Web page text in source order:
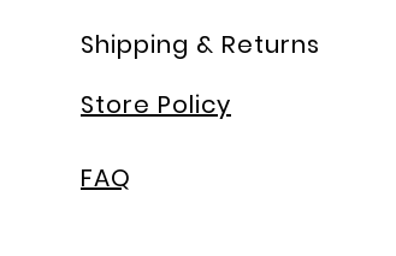
Shipping & Returns
Store Policy
FAQ